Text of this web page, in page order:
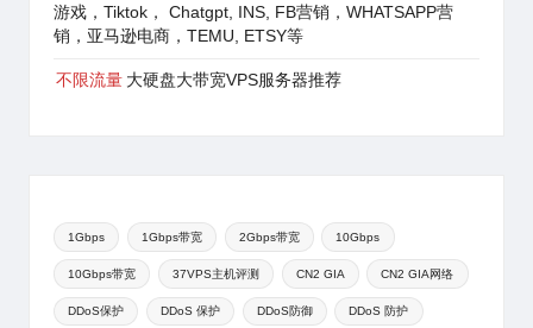
游戏，Tiktok， Chatgpt, INS, FB营销，WHATSAPP营
销，亚马逊电商，TEMU, ETSY等
不限流量 大硬盘大带宽VPS服务器推荐
1Gbps 1Gbps带宽 2Gbps带宽 10Gbps
10Gbps带宽 37VPS主机评测 CN2 GIA CN2 GIA网络
DDoS保护 DDoS 保护 DDoS防御 DDoS 防护